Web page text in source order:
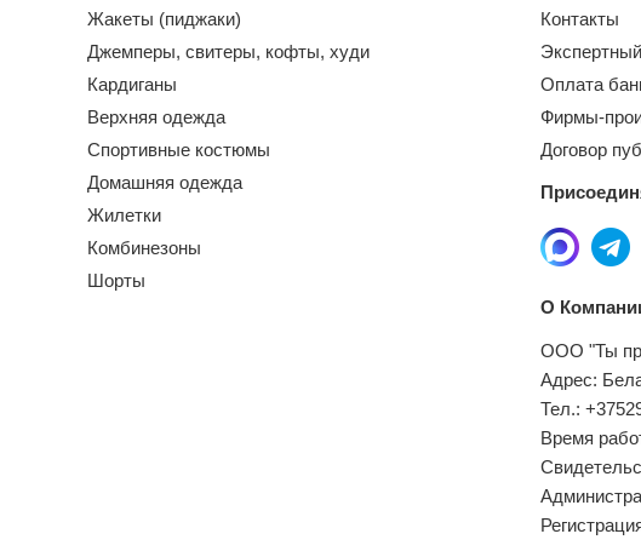
Жакеты (пиджаки)
Джемперы, свитеры, кофты, худи
Кардиганы
Верхняя одежда
Спортивные костюмы
Домашняя одежда
Жилетки
Комбинезоны
Шорты
Контакты
Оплата
Фирмы-
Договор
О
ООО "Ты
Адрес:
Тел.:
Время